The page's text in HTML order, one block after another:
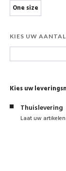
One size
KIES UW AANTAL
Kies uw
Thuislevering
Laat uw